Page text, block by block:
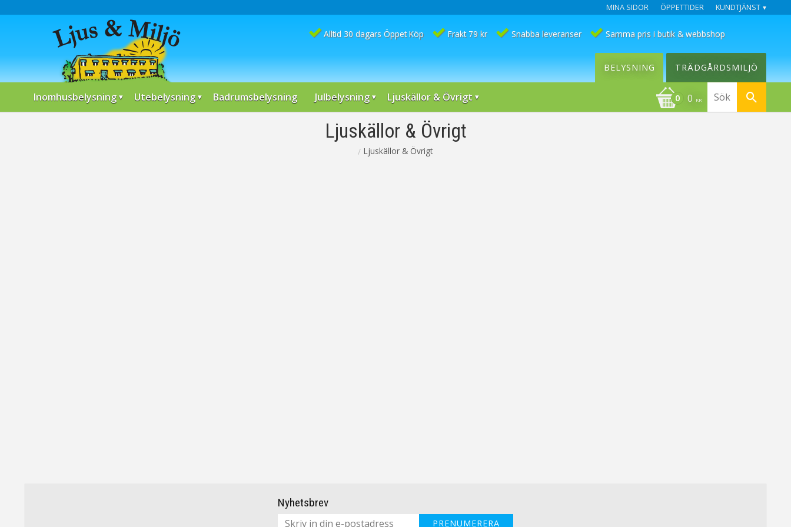
MINA SIDOR ÖPPETTIDER KUNDTJÄNST
Alltid 30 dagars Öppet Köp Frakt 79 kr Snabba leveranser Samma pris i butik & webbshop
Inomhusbelysning Utebelysning Badrumsbelysning Julbelysning Ljuskällor & Övrigt 0 KR
BELYSNING TRÄDGÅRDSMILJÖ
Ljuskällor & Övrigt
Ljuskällor & Övrigt
Nyhetsbrev
PRENUMERERA